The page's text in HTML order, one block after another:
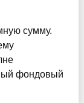
сумму.
фондовый